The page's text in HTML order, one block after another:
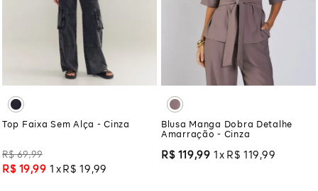
Top Faixa Sem Alça - Cinza
R$ 69,99
R$ 19,99 1 R$ 19 ,99
Blusa Manga Dobra Detalhe
Amarração - Cinza
R$ 119,99 1 R$ 119 ,99